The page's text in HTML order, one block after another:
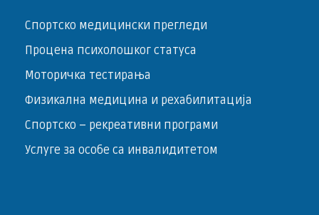
Спортско медицински прегледи
Процена психолошког статуса
Моторичка тестирања
Физикална медицина и рехабилитација
Спортско – ­рекреативни програми
Услуге за особе са инвалидитетом